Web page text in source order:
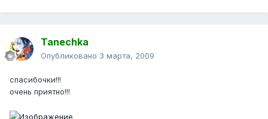
Tanechka
Опубликовано 3 марта, 2009
спасибочки!!!
очень приятно!!!